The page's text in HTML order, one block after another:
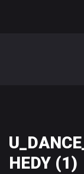
HEDY (1)